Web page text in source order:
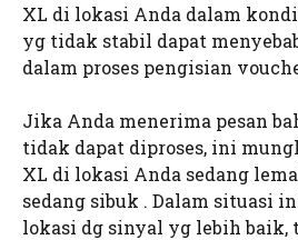
XL di lokasi Anda dalam
yg tidak stabil dapat
dalam proses pengisian
Jika Anda menerima pesan
tidak dapat diproses, ini
XL di lokasi Anda sedang
sedang sibuk . Dalam situasi
lokasi dg sinyal yg lebih baik,